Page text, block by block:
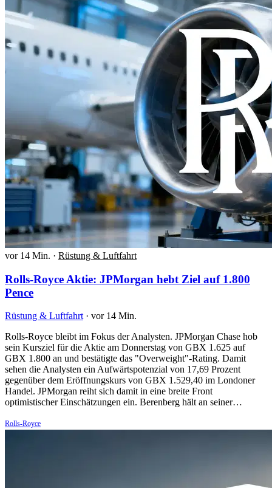
vor 14 Min. · Rüstung & Luftfahrt
Rolls-Royce Aktie: JPMorgan hebt Ziel auf 1.800
Pence
Rüstung & Luftfahrt · vor 14 Min.
Rolls-Royce bleibt im Fokus der Analysten. JPMorgan Chase hob
sein Kursziel für die Aktie am Donnerstag von GBX 1.625 auf
GBX 1.800 an und bestätigte das "Overweight"-Rating. Damit
sehen die Analysten ein Aufwärtspotenzial von 17,69 Prozent
gegenüber dem Eröffnungskurs von GBX 1.529,40 im Londoner
Handel. JPMorgan reiht sich damit in eine breite Front
optimistischer Einschätzungen ein. Berenberg hält an seiner…
Rolls-Royce